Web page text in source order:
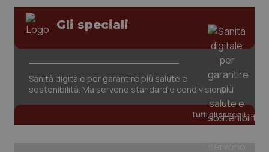
Gli speciali
Sanità digitale per garantire più salute e
sostenibilità. Ma servono standard e condivisione
Tutti gli speciali
tracking-sites-ironfish-
session-id
_ga
Google LLC